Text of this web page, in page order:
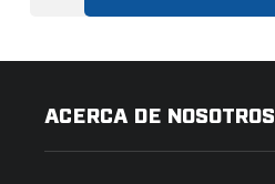
ACERCA DE NOSOTROS